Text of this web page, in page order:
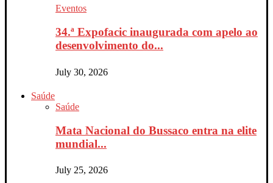
Eventos
34.ª Expofacic inaugurada com apelo ao
desenvolvimento do...
July 30, 2026
Saúde
Saúde
Mata Nacional do Bussaco entra na elite
mundial...
July 25, 2026